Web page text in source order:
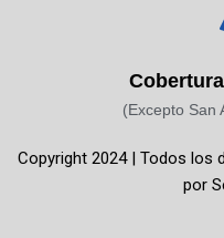
o
o
-
t
g
r
(Excepto San
Copyright 2024 | Todos los
por